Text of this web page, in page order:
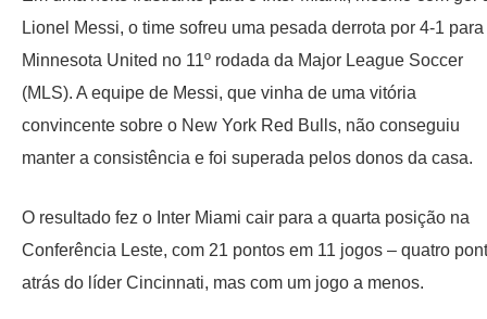
Lionel Messi, o time sofreu uma pesada derrota por 4-1 para
Minnesota United no 11º rodada da Major League Soccer
(MLS). A equipe de Messi, que vinha de uma vitória
convincente sobre o New York Red Bulls, não conseguiu
manter a consistência e foi superada pelos donos da casa.
O resultado fez o Inter Miami cair para a quarta posição na
Conferência Leste, com 21 pontos em 11 jogos – quatro
atrás do líder Cincinnati, mas com um jogo a menos.